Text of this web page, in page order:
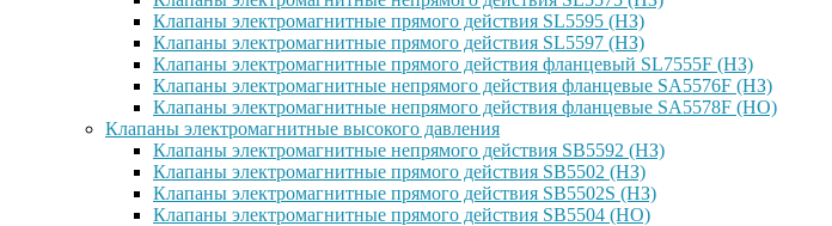
Клапаны электромагнитные прямого действия SL5595 (НЗ)
Клапаны электромагнитные прямого действия SL5597 (НЗ)
Клапаны электромагнитные прямого действия фланцевый SL7555F (НЗ)
Клапаны электромагнитные непрямого действия фланцевые SA5576F (НЗ)
Клапаны электромагнитные непрямого действия фланцевые SA5578F (НО)
Клапаны электромагнитные высокого давления
Клапаны электромагнитные непрямого действия SB5592 (НЗ)
Клапаны электромагнитные прямого действия SB5502 (НЗ)
Клапаны электромагнитные прямого действия SB5502S (НЗ)
Клапаны электромагнитные прямого действия SB5504 (НО)